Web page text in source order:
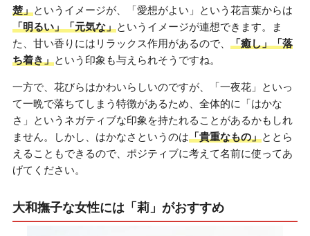
楚」というイメージが、「愛想がよい」という花言葉からは
「明るい」「元気な」というイメージが連想できます。ま
た、甘い香りにはリラックス作用があるので、 「癒し」「落
ち着き」という印象も与えられそうですね。
一方で、花びらはかわいらしいのですが、「一夜花」といっ
て一晩で落ちてしまう特徴があるため、全体的に「はかな
さ」というネガティブな印象を持たれることがあるかもしれ
ません。しかし、はかなさというのは「貴重なもの」ととら
えることもできるので、ポジティブに考えて名前に使ってあ
げてください。
大和撫子な女性には「莉」がおすすめ